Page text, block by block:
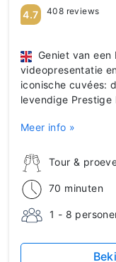
Tour &
70 minuten
1 - 8
Geniet van een
videopresentatie
iconische cuvées:
levendige Prestige
Meer info »
4.7 408 reviews